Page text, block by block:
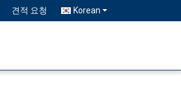
견적 요청 Korean